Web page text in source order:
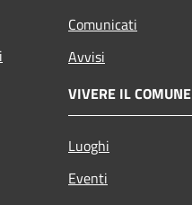
Comunicati
Avvisi
VIVERE IL COMUNE
Luoghi
Eventi